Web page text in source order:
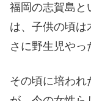
福岡の志賀島と
は、子供の頃は
さに野生児やっ
その頃に培われ